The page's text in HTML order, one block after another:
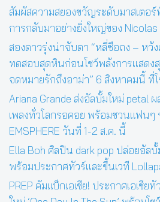
สัมผัสความสยองขวัญระดับมาสเตอร์
การกลับมาอย่างยิ่งใหญ่ของ Nicolas
สองดาวรุ่งน่าจับตา “หลี่ซือถง – หวั
ทดสอบสุดหินก่อนโชว์พลังการแสดงสุ
จดหมายรักถึงอาม่า” 6 สิงหาคมนี้ ที่
Ariana Grande ส่งอัลบั้มใหม่ petal
เพลงทั่วโลกรอคอย พร้อมชวนแฟนๆ
EMSPHERE วันที่ 1-2 ส.ค. นี้
Ella Boh ศิลปิน dark pop ปล่อยอัลบั้
พร้อมประกาศทัวร์และขึ้นเวที
PREP คัมแบ็กเอเชีย! ประกาศเอเชี